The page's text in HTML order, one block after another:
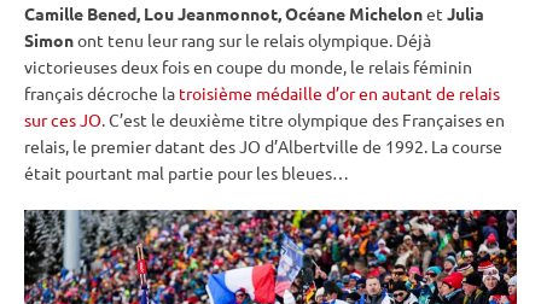
Camille Bened, Lou Jeanmonnot, Océane Michelonet Julia
Simonont tenu leur rang sur le relaisolympique. Déjà
victorieuses deux fois en coupe du monde, le relais féminin
français décroche la troisième médaille d’or en autant de relais
sur ces JO. C’est le deuxième titre olympique des Françaises en
relais, le premier datant des JO d’Albertville de 1992. La course
était pourtant mal partie pour les bleues…